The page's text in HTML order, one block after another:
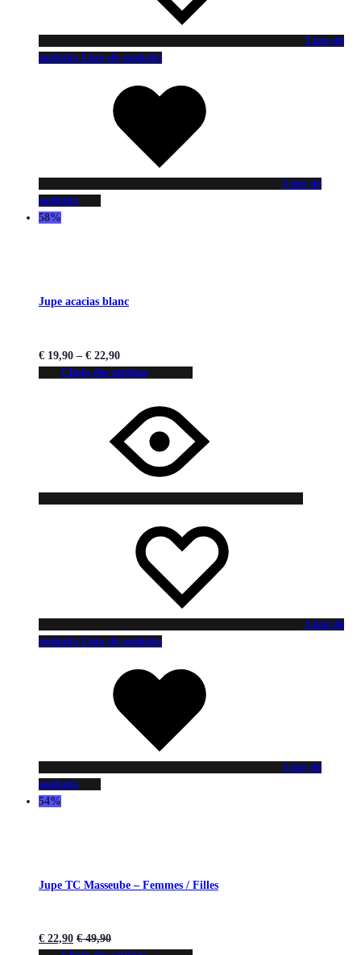
Liste de
souhaits Liste de souhaits
Liste de
souhaits
58%
Jupe acacias blanc
€ 19,90 – € 22,90
Choix des options
Liste de
souhaits Liste de souhaits
Liste de
souhaits
54%
Jupe TC Masseube – Femmes / Filles
€ 22,90 €49,90